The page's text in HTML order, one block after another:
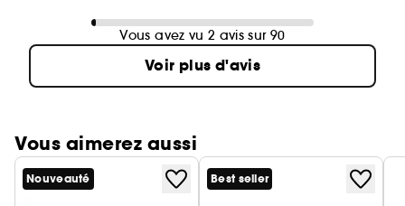
Vous avez vu 2 avis sur 90
Voir plus d'avis
Vous aimerez aussi
Nouveauté Best seller